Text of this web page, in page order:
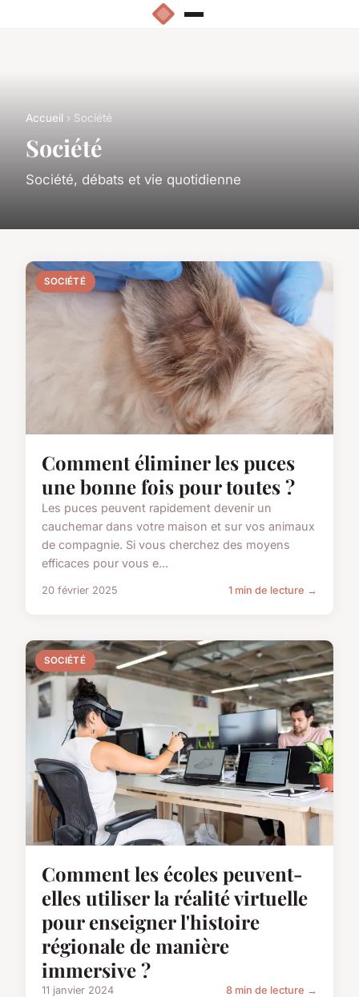
Accueil › Société
Société
Société, débats et vie quotidienne
SOCIÉTÉ
Comment éliminer les puces
une bonne fois pour toutes ?
Les puces peuvent rapidement devenir un
cauchemar dans votre maison et sur vos animaux
de compagnie. Si vous cherchez des moyens
efficaces pour vous e...
20 février 2025 1 min de lecture →
SOCIÉTÉ
Comment les écoles peuvent-
elles utiliser la réalité virtuelle
pour enseigner l'histoire
régionale de manière
immersive ?
11 janvier 2024 8 min de lecture →